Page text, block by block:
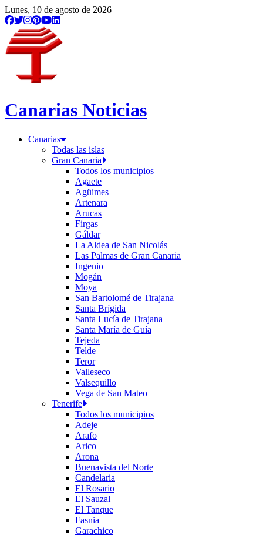
Lunes, 10 de agosto de 2026
Canarias Noticias
Canarias
Todas las islas
Gran Canaria
Todos los municipios
Agaete
Agüimes
Artenara
Arucas
Firgas
Gáldar
La Aldea de San Nicolás
Las Palmas de Gran Canaria
Ingenio
Mogán
Moya
San Bartolomé de Tirajana
Santa Brígida
Santa Lucía de Tirajana
Santa María de Guía
Tejeda
Telde
Teror
Valleseco
Valsequillo
Vega de San Mateo
Tenerife
Todos los municipios
Adeje
Arafo
Arico
Arona
Buenavista del Norte
Candelaria
El Rosario
El Sauzal
El Tanque
Fasnia
Garachico